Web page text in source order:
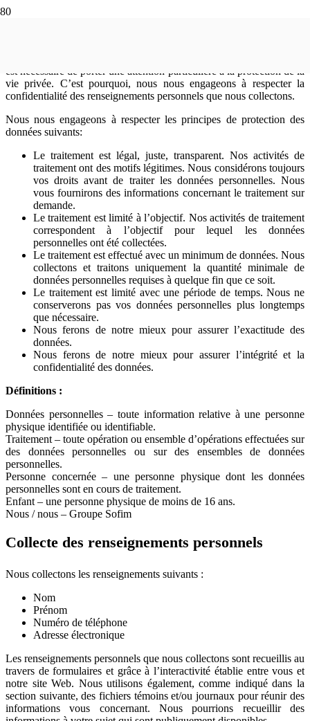
est nécessaire de porter une attention particulière à la protection de la
vie privée. C’est pourquoi, nous nous engageons à respecter la
confidentialité des renseignements personnels que nous collectons.
Nous nous engageons à respecter les principes de protection des
données suivants:
Le traitement est légal, juste, transparent. Nos activités de
traitement ont des motifs légitimes. Nous considérons toujours
vos droits avant de traiter les données personnelles. Nous
vous fournirons des informations concernant le traitement sur
demande.
Le traitement est limité à l’objectif. Nos activités de traitement
correspondent à l’objectif pour lequel les données
personnelles ont été collectées.
Le traitement est effectué avec un minimum de données. Nous
collectons et traitons uniquement la quantité minimale de
données personnelles requises à quelque fin que ce soit.
Le traitement est limité avec une période de temps. Nous ne
conserverons pas vos données personnelles plus longtemps
que nécessaire.
Nous ferons de notre mieux pour assurer l’exactitude des
données.
Nous ferons de notre mieux pour assurer l’intégrité et la
confidentialité des données.
Définitions :
Données personnelles – toute information relative à une personne
physique identifiée ou identifiable.
Traitement – toute opération ou ensemble d’opérations effectuées sur
des données personnelles ou sur des ensembles de données
personnelles.
Personne concernée – une personne physique dont les données
personnelles sont en cours de traitement.
Enfant – une personne physique de moins de 16 ans.
Nous / nous – Groupe Sofim
Collecte des renseignements personnels
Nous collectons les renseignements suivants :
Nom
Prénom
Numéro de téléphone
Adresse électronique
Les renseignements personnels que nous collectons sont recueillis au
travers de formulaires et grâce à l’interactivité établie entre vous et
notre site Web. Nous utilisons également, comme indiqué dans la
section suivante, des fichiers témoins et/ou journaux pour réunir des
informations vous concernant. Nous pourrions recueillir des